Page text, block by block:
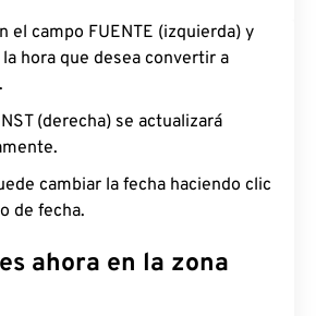
el campo FUENTE (izquierda) y
hora que desea convertir a
(derecha) se actualizará
cambiar la fecha haciendo clic
de fecha.
ahora en la zona